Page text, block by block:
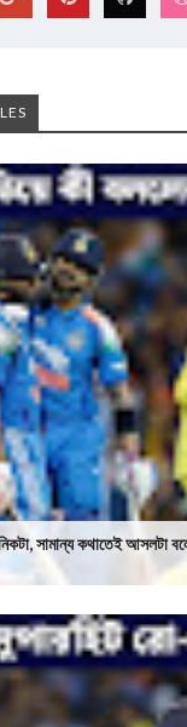
সামান্য কথাতেই আসলটা